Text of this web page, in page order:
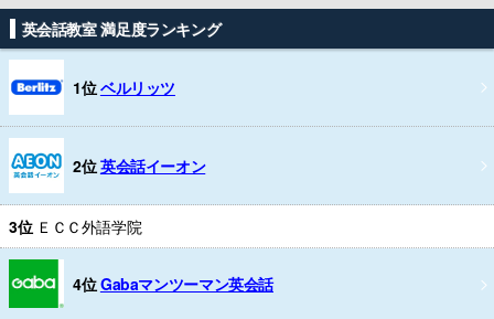
英会話教室 満足度ランキング
1位ベルリッツ
2位英会話イーオン
3位 ＥＣＣ外語学院
4位Gabaマンツーマン英会話